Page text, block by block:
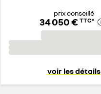
prix conseillé
34 050 € TTC*
voir les détails